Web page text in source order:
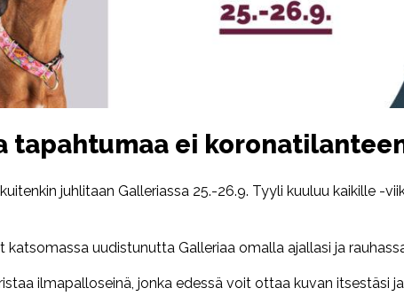
tapahtumaa ei
juhlitaan Galleriassa 25.-26.9. Tyyli kuuluu kaikille -
katsomassa uudistunutta Galleriaa omalla ajallasi ja
ilmapalloseinä, jonka edessä voit ottaa kuvan itsestäsi